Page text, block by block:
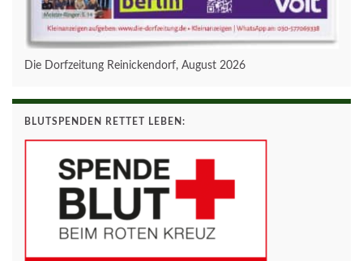
Die Dorfzeitung Reinickendorf, August 2026
BLUTSPENDEN RETTET LEBEN: